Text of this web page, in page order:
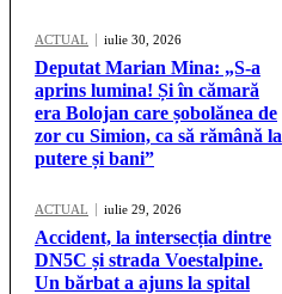
ACTUAL iulie 30, 2026
Deputat Marian Mina: „S-a
aprins lumina! Și în cămară
era Bolojan care șobolănea de
zor cu Simion, ca să rămână la
putere și bani”
ACTUAL iulie 29, 2026
Accident, la intersecția dintre
DN5C și strada Voestalpine.
Un bărbat a ajuns la spital